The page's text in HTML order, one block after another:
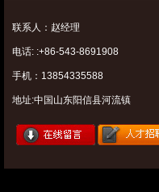
联系人：赵经理
电话: :+86-543-8691908
手机：13854335588
地址:中国山东阳信县河流镇